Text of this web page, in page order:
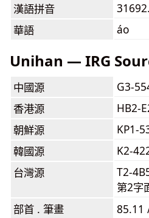
漢語拼音
華語
áo
Unihan — IRG
中國源
G3-
香港源
HB2-
朝鮮源
KP1-
韓國源
K2-
台灣源
T2-
第2字
部首 . 筆畫
85.11